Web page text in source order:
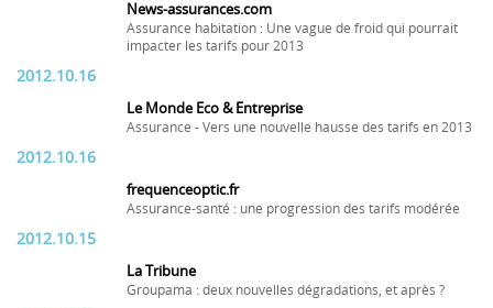
News-assurances.com
Assurance habitation : Une vague de froid qui pourrait
impacter les tarifs pour 2013
2012.10.16
Le Monde Eco & Entreprise
Assurance - Vers une nouvelle hausse des tarifs en 2013
2012.10.16
frequenceoptic.fr
Assurance-santé : une progression des tarifs modérée
2012.10.15
La Tribune
Groupama : deux nouvelles dégradations, et après ?